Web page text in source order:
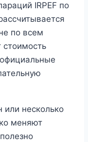
IRPEF по
по всем
несколько
меняют